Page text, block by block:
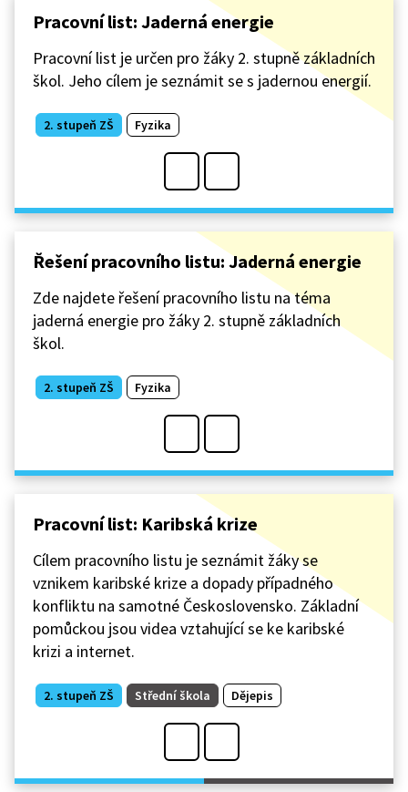
Pracovní list: Jaderná energie
Pracovní list je určen pro žáky 2. stupně základních
škol. Jeho cílem je seznámit se s jadernou energií.
2. stupeň ZŠ Fyzika
Řešení pracovního listu: Jaderná energie
Zde najdete řešení pracovního listu na téma
jaderná energie pro žáky 2. stupně základních
škol.
2. stupeň ZŠ Fyzika
Pracovní list: Karibská krize
Cílem pracovního listu je seznámit žáky se
vznikem karibské krize a dopady případného
konfliktu na samotné Československo. Základní
pomůckou jsou videa vztahující se ke karibské
krizi a internet.
2. stupeň ZŠ Střední škola Dějepis